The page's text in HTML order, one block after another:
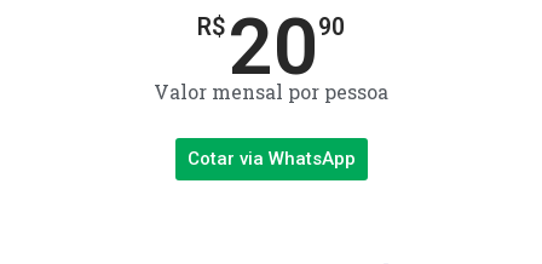
R$ 2090
Valor mensal por pessoa
Cotar via WhatsApp